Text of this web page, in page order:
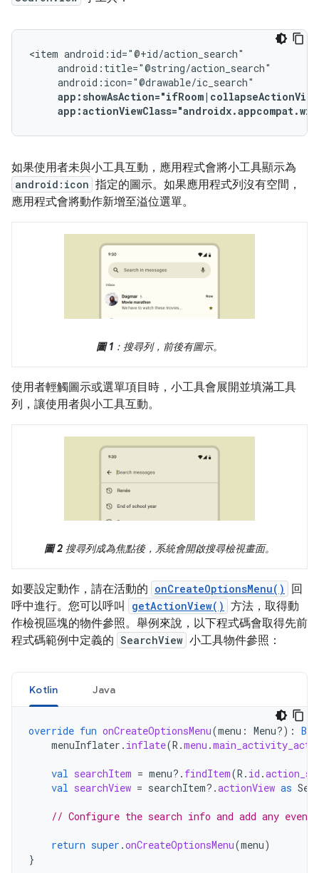
<item
如果使用者未與小工具互動，應用程式會將小工具顯示為
android:icon 指定的圖示。如果應用程式列沒有空間，
應用程式會將動作新增至溢位選單。
圖 1 ：搜尋列，前後有圖示。
使用者輕觸圖示或選單項目時，小工具會展開並填滿工具
列，讓使用者與小工具互動。
圖 2 搜尋列成為焦點後，系統會開啟搜尋檢視畫面。
如要設定動作，請在活動的 onCreateOptionsMenu()
回
呼中進行。您可以呼叫
getActionView() 方法，取得動
作檢視區塊的物件參照。舉例來說，以下程式碼會取得先前
程式碼範例中定義的 SearchView 小工具物件參照：
Kotlin Java
override fun onCreateOptionsMenu(menu : Menu?) :
menuInflater . inflate(R .menu .
val searchItem = menu?. findItem(R . id .
val searchView = searchItem?.actionView as
// Configure the search info and add any
return super .onCreateOptionsMenu(menu)
}